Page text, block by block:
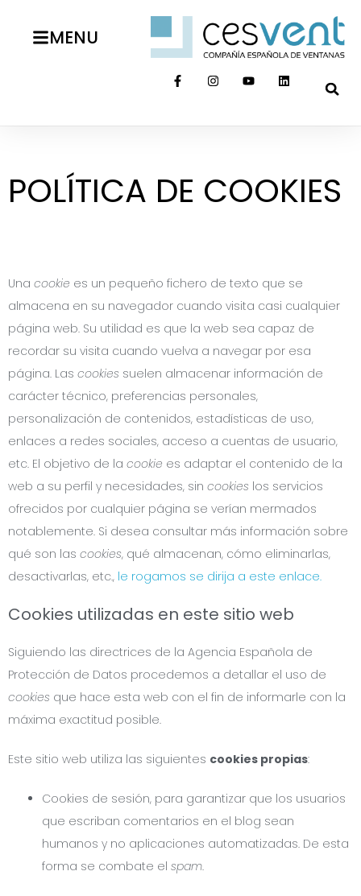
MENU
POLÍTICA DE COOKIES
Una cookie es un pequeño fichero de texto que se
almacena en su navegador cuando visita casi cualquier
página web. Su utilidad es que la web sea capaz de
recordar su visita cuando vuelva a navegar por esa
página. Las cookies suelen almacenar información de
carácter técnico, preferencias personales,
personalización de contenidos, estadísticas de uso,
enlaces a redes sociales, acceso a cuentas de usuario,
etc. El objetivo de la cookie es adaptar el contenido de la
web a su perfil y necesidades, sin cookies los servicios
ofrecidos por cualquier página se verían mermados
notablemente. Si desea consultar más información sobre
qué son las cookies, qué almacenan, cómo eliminarlas,
desactivarlas, etc., le rogamos se dirija a este enlace.
Cookies utilizadas en este sitio web
Siguiendo las directrices de la Agencia Española de
Protección de Datos procedemos a detallar el uso de
cookies que hace esta web con el fin de informarle con la
máxima exactitud posible.
Este sitio web utiliza las siguientes cookies propias:
Cookies de sesión, para garantizar que los usuarios
que escriban comentarios en el blog sean
humanos y no aplicaciones automatizadas. De esta
forma se combate el spam.